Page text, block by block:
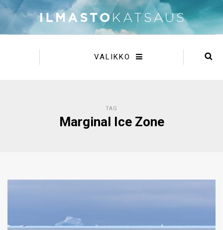
VALIKKO
TAG
Marginal Ice Zone